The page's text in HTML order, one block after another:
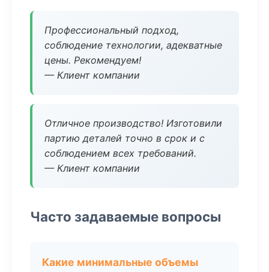
Профессиональный подход,
соблюдение технологии, адекватные
цены. Рекомендуем!
— Клиент компании
Отличное производство! Изготовили
партию деталей точно в срок и с
соблюдением всех требований.
— Клиент компании
Часто задаваемые вопросы
Какие минимальные объемы